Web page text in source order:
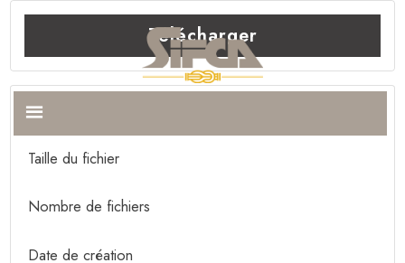
Télécharger
Télécharger
Taille du fichier
Nombre de fichiers
Date de création